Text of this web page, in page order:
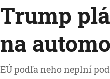
Trump
na
EÚ podľa neho neplní